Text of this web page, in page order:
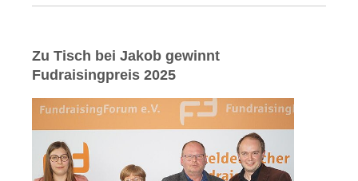
Zu Tisch bei Jakob gewinnt
Fudraisingpreis 2025